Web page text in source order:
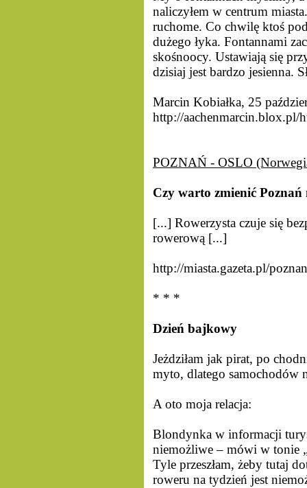
naliczyłem w centrum
ruchome. Co chwilę ktoś
dużego łyka. Fontannami
skośnoocy. Ustawiają się
dzisiaj jest bardzo jesienna.
Marcin Kobiałka, 25
http://aachenmarcin.blox.pl/
POZNAŃ - OSLO
Czy warto zmienić
[...] Rowerzysta czuje się
rowerową [...]
http://miasta.gazeta.pl/
* * *
Dzień bajkowy
Jeżdziłam jak pirat, po
myto, dlatego samochodów
A oto moja relacja:
Blondynka w informacji
niemożliwe – mówi w tonie
Tyle przeszłam, żeby tutaj
roweru na tydzień jest